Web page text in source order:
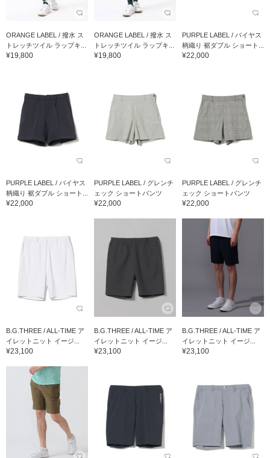
ORANGE LABEL / 撥水 ス
トレッチツイル ラップキ...
¥19,800
ORANGE LABEL / 撥水 ス
トレッチツイル ラップキ...
¥19,800
PURPLE LABEL / バイヤス
柄織り 裾ダブル ショート...
¥22,000
PURPLE LABEL / バイヤス
柄織り 裾ダブル ショート...
¥22,000
PURPLE LABEL / グレンチ
ェック ショートパンツ
¥22,000
PURPLE LABEL / グレンチ
ェック ショートパンツ
¥22,000
B.G.THREE / ALL-TIME ア
イレットニット イージ...
¥23,100
B.G.THREE / ALL-TIME ア
イレットニット イージ...
¥23,100
B.G.THREE / ALL-TIME ア
イレットニット イージ...
¥23,100